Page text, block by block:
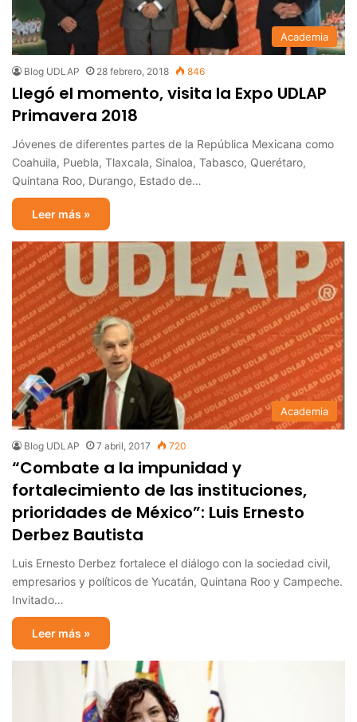
Academia
Blog UDLAP 28 febrero, 2018 846
Llegó el momento, visita la Expo UDLAP
Primavera 2018
Jóvenes de diferentes partes de la República Mexicana como
Coahuila, Puebla, Tlaxcala, Sinaloa, Tabasco, Querétaro,
Quintana Roo, Durango, Estado de…
Leer más »
Academia
Blog UDLAP 7 abril, 2017 720
“Combate a la impunidad y
fortalecimiento de las instituciones,
prioridades de México”: Luis Ernesto
Derbez Bautista
Luis Ernesto Derbez fortalece el diálogo con la sociedad civil,
empresarios y políticos de Yucatán, Quintana Roo y Campeche.
Invitado…
Leer más »